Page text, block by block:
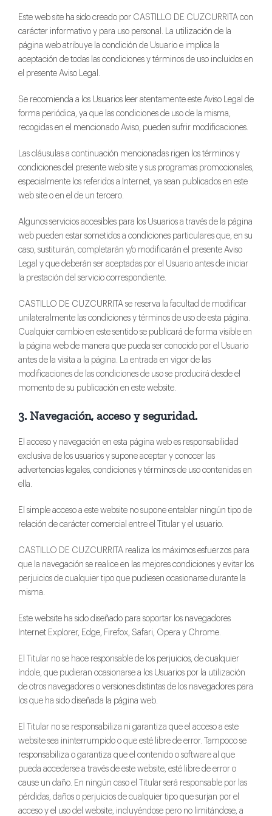
Este web site ha sido creado por CASTILLO DE CUZCURRITA con
carácter informativo y para uso personal. La utilización de la
página web atribuye la condición de Usuario e implica la
aceptación de todas las condiciones y términos de uso incluidos en
el presente Aviso Legal.
Se recomienda a los Usuarios leer atentamente este Aviso Legal de
forma periódica, ya que las condiciones de uso de la misma,
recogidas en el mencionado Aviso, pueden sufrir modificaciones.
Las cláusulas a continuación mencionadas rigen los términos y
condiciones del presente web site y sus programas promocionales,
especialmente los referidos a Internet, ya sean publicados en este
web site o en el de un tercero.
Algunos servicios accesibles para los Usuarios a través de la página
web pueden estar sometidos a condiciones particulares que, en su
caso, sustituirán, completarán y/o modificarán el presente Aviso
Legal y que deberán ser aceptadas por el Usuario antes de iniciar
la prestación del servicio correspondiente.
CASTILLO DE CUZCURRITA se reserva la facultad de modificar
unilateralmente las condiciones y términos de uso de esta página.
Cualquier cambio en este sentido se publicará de forma visible en
la página web de manera que pueda ser conocido por el Usuario
antes de la visita a la página. La entrada en vigor de las
modificaciones de las condiciones de uso se producirá desde el
momento de su publicación en este website.
3. Navegación, acceso y seguridad.
El acceso y navegación en esta página web es responsabilidad
exclusiva de los usuarios y supone aceptar y conocer las
advertencias legales, condiciones y términos de uso contenidas en
ella.
El simple acceso a este website no supone entablar ningún tipo de
relación de carácter comercial entre el Titular y el usuario.
CASTILLO DE CUZCURRITA realiza los máximos esfuerzos para
que la navegación se realice en las mejores condiciones y evitar los
perjuicios de cualquier tipo que pudiesen ocasionarse durante la
misma.
Este website ha sido diseñado para soportar los navegadores
Internet Explorer, Edge, Firefox, Safari, Opera y Chrome.
El Titular no se hace responsable de los perjuicios, de cualquier
índole, que pudieran ocasionarse a los Usuarios por la utilización
de otros navegadores o versiones distintas de los navegadores para
los que ha sido diseñada la página web.
El Titular no se responsabiliza ni garantiza que el acceso a este
website sea ininterrumpido o que esté libre de error. Tampoco se
responsabiliza o garantiza que el contenido o software al que
pueda accederse a través de este website, esté libre de error o
cause un daño. En ningún caso el Titular será responsable por las
pérdidas, daños o perjuicios de cualquier tipo que surjan por el
acceso y el uso del website, incluyéndose pero no limitándose, a